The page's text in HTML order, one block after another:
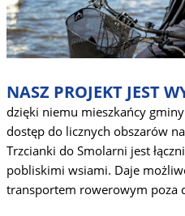
NASZ PROJEKT JEST
dzięki niemu mieszkańcy
dostęp do licznych obszarów
Trzcianki do Smolarni jest
pobliskimi wsiami. Daje
transportem rowerowym poza